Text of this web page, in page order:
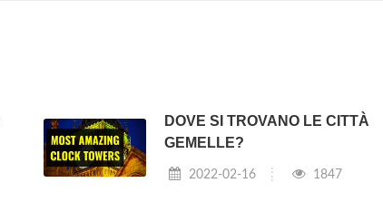
DOVE SI TROVANO LE CITTÀ
GEMELLE?
2022-02-16 1847